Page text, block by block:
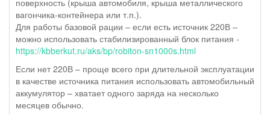
поверхность (крыша автомобиля, крыша металлического
вагончика-контейнера или т.п.).
Для работы базовой рации – если есть источник 220В –
можно использовать стабилизированный блок питания -
https://kbberkut.ru/aks/bp/robiton-sn1000s.html
Если нет 220В – проще всего при длительной эксплуатации
в качестве источника питания использовать автомобильный
аккумулятор – хватает одного заряда на несколько
месяцев обычно.